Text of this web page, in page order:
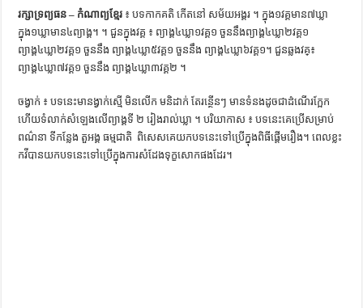
ដើមកំណើតជនជាតិខ្មែរ – អត្ថបទស្រាវជ្រាវ
ទំនាក់ទំនងកម្ពុជានិងចិន – សៀវភៅចំណេះដឹងទូទៅ
ព្រះបាទធម្មិក – សៀវភៅចំណេះដឹងទូទៅ
រដ្ឋបាល និង រដ្ឋបាលវិមជ្ឈការ – អត្ថបទស្រាវជ្រាវ
ការស្វែងយល់អំពី ល្ខោនខោល – សៀវភៅចំណេះដឹងទូទៅ
រក្សាទ្រព្យធន – កំណាព្យខ្មែរ ៖ បទកាកគតិ កើតនៅ សម័យអង្គរ ។ ក្នុង១វគ្គមាន៧ឃ្លា
ក្នុង១ឃ្លាមាន៤ព្យាង្គ។ ។ ជួនក្នុងវគ្គ ៖ ព្យាង្គ៤ឃ្លា១វគ្គ១ ចួននឹងព្យាង្គ៤ឃ្លា២វគ្គ១
ព្យាង្គ៤ឃ្លា២វគ្គ១ ចួននឹង ព្យាង្គ៤ឃ្លា៥វគ្គ១ ចួននឹង ព្យាង្គ៤ឃ្លា៦វគ្គ១។ ជួនឆ្លងវគ្៖
ព្យាង្គ៤ឃ្លា៧វគ្គ១ ចួននឹង ព្យាង្គ៤ឃ្លា៣វគ្គ២ ។
ចង្វាក់ ៖ បទនេះមានង្វាក់ស្មើ មិនលើក មនិដាក់ តែរន្ថើនៗ មានទំនងដូចជា​ដំណើរក្អែក
ហើយទំលាក់សំឡេងលើព្យាង្គទី ២ រៀងរាល់ឃ្លា ។ បរិយាកាស ៖ បទនេះគេប្រើសម្រាប់
ពណ៌នា ទីកន្លែង តួអង្គ ធម្មជាតិ ​​ ពិសេសគេយក​បទនេះទៅប្រើក្នុងពិធីផ្តើមរឿង។ ពេលខ្លះ​
កវី​បាន​យក​បទ​នេះ​ទៅ​ប្រើ​ក្នុង​ការ​សំដែង​ទុក្ខ​សោក​ផង​ដែរ​។ ​